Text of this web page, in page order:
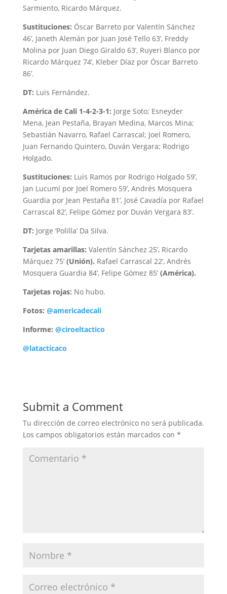
Sarmiento, Ricardo Márquez.
Sustituciones: Óscar Barreto por Valentín Sánchez
46’, Janeth Alemán por Juan José Tello 63’, Freddy
Molina por Juan Diego Giraldo 63’, Ruyeri Blanco por
Ricardo Márquez 74’, Kleber Díaz por Óscar Barreto
86’.
DT: Luis Fernández.
América de Cali 1-4-2-3-1: Jorge Soto; Esneyder
Mena, Jean Pestaña, Brayan Medina, Marcos Mina;
Sebastián Navarro, Rafael Carrascal; Joel Romero,
Juan Fernando Quintero, Duván Vergara; Rodrigo
Holgado.
Sustituciones: Luis Ramos por Rodrigo Holgado 59’,
Jan Lucumí por Joel Romero 59’, Andrés Mosquera
Guardia por Jean Pestaña 81’, José Cavadía por Rafael
Carrascal 82’, Felipe Gómez por Duván Vergara 83’.
DT: Jorge ‘Polilla’ Da Silva.
Tarjetas amarillas: Valentín Sánchez 25’, Ricardo
Márquez 75’ (Unión). Rafael Carrascal 22’, Andrés
Mosquera Guardia 84’, Felipe Gómez 85’ (América).
Tarjetas rojas: No hubo.
Fotos: @americadecali
Informe: @ciroeltactico
@latacticaco
Submit a Comment
Tu dirección de correo electrónico no será publicada.
Los campos obligatorios están marcados con *